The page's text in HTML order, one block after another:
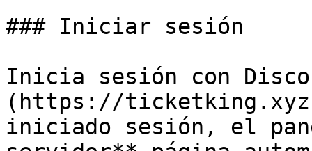
### Iniciar sesión
Inicia sesión con
(https://
iniciado sesión, el